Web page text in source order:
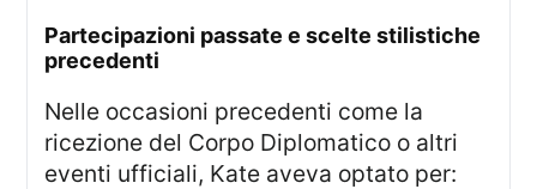
partecipazioni passate e scelte stilistiche
precedenti
Nelle occasioni precedenti come la
ricezione del Corpo Diplomatico o altri
eventi ufficiali, Kate aveva optato per: